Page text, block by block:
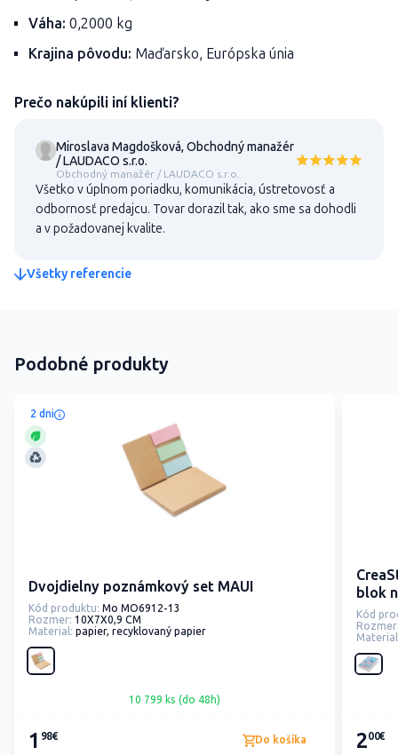
Váha: 0,2000 kg
Krajina pôvodu: Maďarsko, Európska únia
Prečo nakúpili iní klienti?
Miroslava Magdošková, Obchodný manažér
/ LAUDACO s.r.o.
Obchodný manažér / LAUDACO s.r.o.
Všetko v úplnom poriadku, komunikácia, ústretovosť a
odbornosť predajcu. Tovar dorazil tak, ako sme sa dohodli
a v požadovanej kvalite.
Všetky referencie
Podobné produkty
2 dni
Dvojdielny poznámkový set MAUI
Kód produktu: Mo MO6912-13
Rozmer: 10X7X0,9 CM
Material: papier, recyklovaný papier
10 799 ks (do 48h)
1 98€ Do košíka
blok
Kód
200€